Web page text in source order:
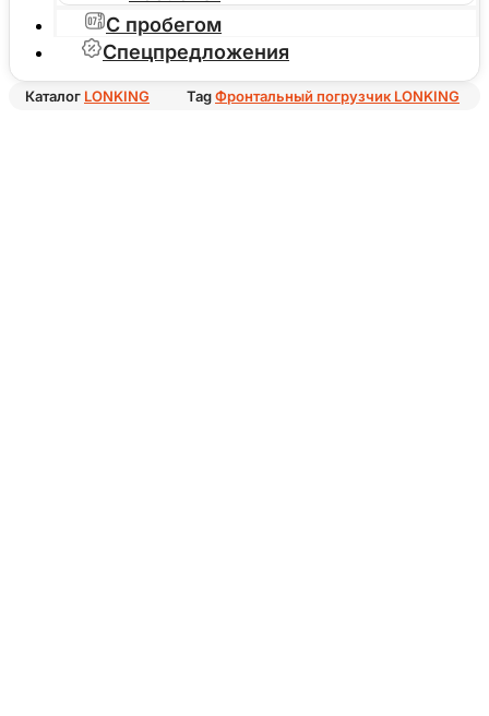
С пробегом
Спецпредложения
Каталог LONKING TagФронтальный погрузчик LONKING